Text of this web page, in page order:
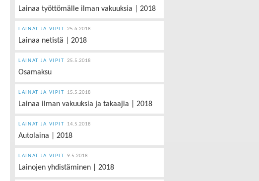
Lainaa työttömälle ilman vakuuksia | 2018
LAINAT JA VIPIT 25.6.2018
Lainaa netistä | 2018
LAINAT JA VIPIT 25.5.2018
Osamaksu
LAINAT JA VIPIT 15.5.2018
Lainaa ilman vakuuksia ja takaajia | 2018
LAINAT JA VIPIT 14.5.2018
Autolaina | 2018
LAINAT JA VIPIT 9.5.2018
Lainojen yhdistäminen | 2018